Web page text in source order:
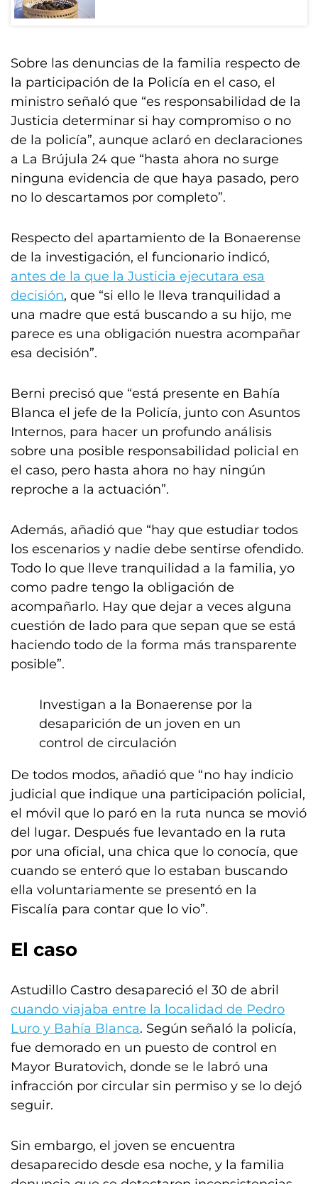
Sobre las denuncias de la familia respecto de
la participación de la Policía en el caso, el
ministro señaló que “es responsabilidad de la
Justicia determinar si hay compromiso o no
de la policía”, aunque aclaró en declaraciones
a La Brújula 24 que “hasta ahora no surge
ninguna evidencia de que haya pasado, pero
no lo descartamos por completo”.
Respecto del apartamiento de la Bonaerense
de la investigación, el funcionario indicó,
antes de la que la Justicia ejecutara esa
decisión, que “si ello le lleva tranquilidad a
una madre que está buscando a su hijo, me
parece es una obligación nuestra acompañar
esa decisión”.
Berni precisó que “está presente en Bahía
Blanca el jefe de la Policía, junto con Asuntos
Internos, para hacer un profundo análisis
sobre una posible responsabilidad policial en
el caso, pero hasta ahora no hay ningún
reproche a la actuación”.
Además, añadió que “hay que estudiar todos
los escenarios y nadie debe sentirse ofendido.
Todo lo que lleve tranquilidad a la familia, yo
como padre tengo la obligación de
acompañarlo. Hay que dejar a veces alguna
cuestión de lado para que sepan que se está
haciendo todo de la forma más transparente
posible”.
Investigan a la Bonaerense por la
desaparición de un joven en un
control de circulación
De todos modos, añadió que “no hay indicio
judicial que indique una participación policial,
el móvil que lo paró en la ruta nunca se movió
del lugar. Después fue levantado en la ruta
por una oficial, una chica que lo conocía, que
cuando se enteró que lo estaban buscando
ella voluntariamente se presentó en la
Fiscalía para contar que lo vio”.
El caso
Astudillo Castro desapareció el 30 de abril
cuando viajaba entre la localidad de Pedro
Luro y Bahía Blanca. Según señaló la policía,
fue demorado en un puesto de control en
Mayor Buratovich, donde se le labró una
infracción por circular sin permiso y se lo dejó
seguir.
Sin embargo, el joven se encuentra
desaparecido desde esa noche, y la familia